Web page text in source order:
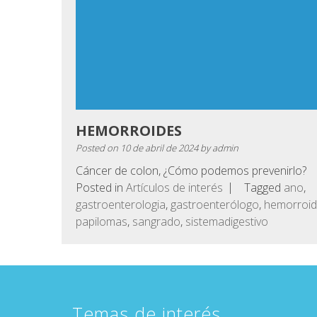
HEMORROIDES
Posted on 10 de abril de 2024byadmin
Cáncer de colon, ¿Cómo podemos prevenirlo?
Posted in Artículos de interés Tagged ano,
gastroenterologia, gastroenterólogo,
papilomas, sangrado, sistemadigestivo